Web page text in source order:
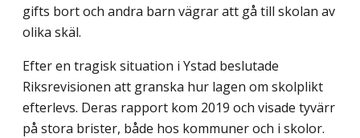
gifts bort och andra barn vägrar att gå till skolan av
olika skäl.
Efter en tragisk situation i Ystad beslutade
Riksrevisionen att granska hur lagen om skolplikt
efterlevs. Deras rapport kom 2019 och visade tyvärr
på stora brister, både hos kommuner och i skolor.